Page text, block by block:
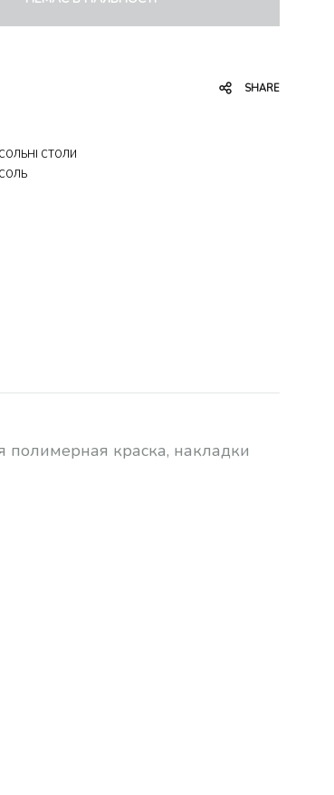
SHARE
СТОЛИ
полимерная краска, накладки